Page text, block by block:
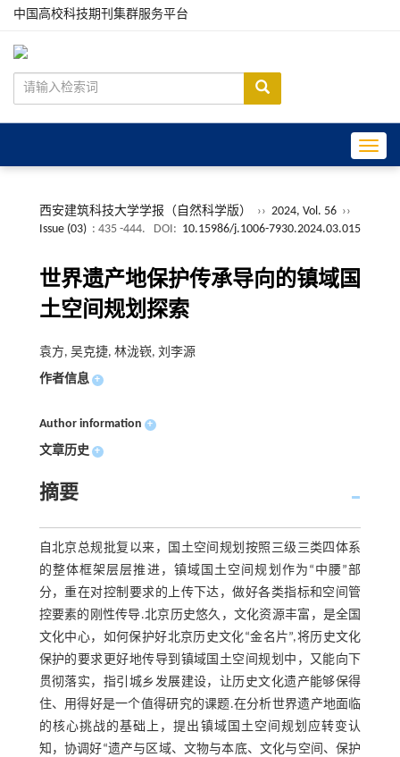
中国高校科技期刊集群服务平台
西安建筑科技大学学报（自然科学版） ›› 2024, Vol. 56 ››
Issue (03) : 435 -444. DOI: 10.15986/j.1006-7930.2024.03.015
世界遗产地保护传承导向的镇域国
土空间规划探索
袁方, 吴克捷, 林泷嵚, 刘李源
作者信息 +
Author information +
文章历史 +
摘要
自北京总规批复以来，国土空间规划按照三级三类四体系
的整体框架层层推进，镇域国土空间规划作为“中腰”部
分，重在对控制要求的上传下达，做好各类指标和空间管
控要素的刚性传导.北京历史悠久，文化资源丰富，是全国
文化中心，如何保护好北京历史文化“金名片”,将历史文化
保护的要求更好地传导到镇域国土空间规划中，又能向下
贯彻落实，指引城乡发展建设，让历史文化遗产能够保得
住、用得好是一个值得研究的课题.在分析世界遗产地面临
的核心挑战的基础上，提出镇域国土空间规划应转变认
知，协调好“遗产与区域、文物与本底、文化与空间、保护